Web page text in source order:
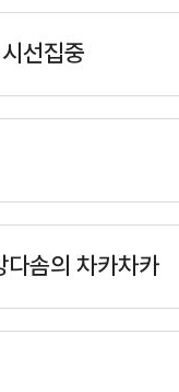
선집중
다솜의 차카차카